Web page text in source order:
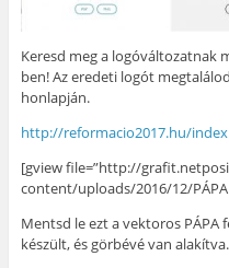
Keresd meg a logóváltozatnak
ben! Az eredeti logót
honlapján.
http://reformacio2017.hu/
[gview file=”http://
content/uploads/2016/12/
Mentsd le ezt a vektoros
készült, és görbévé van alakítva.